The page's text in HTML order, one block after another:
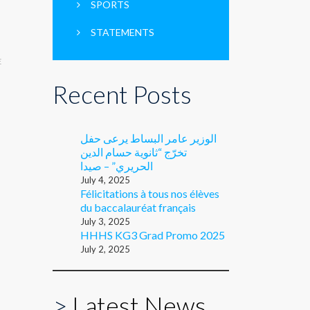
SPORTS
STATEMENTS
Recent Posts
الوزير عامر البساط يرعى حفل
تخرّج “ثانوية حسام الدين
الحريري” – صيدا
July 4, 2025
Félicitations à tous nos élèves
du baccalauréat français
July 3, 2025
HHHS KG3 Grad Promo 2025
July 2, 2025